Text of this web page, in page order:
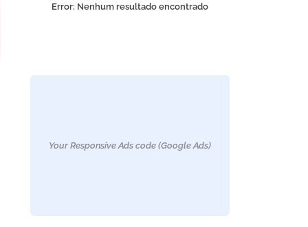
Error: Nenhum resultado encontrado
Your Responsive Ads code (Google Ads)